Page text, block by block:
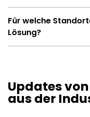
Für welche
Lösung?
Updates
aus der